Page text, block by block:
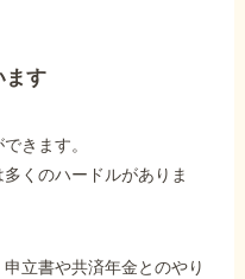
ます
きます。
くのハードルがありま
立書や共済年金とのやり